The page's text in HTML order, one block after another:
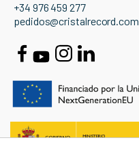
+34 976 459 277
pedidos@cristalrecord.com